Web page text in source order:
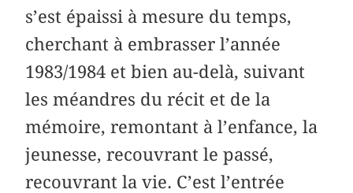
s’est épaissi à mesure du temps,
cherchant à embrasser l’année
1983/1984 et bien au-delà, suivant
les méandres du récit et de la
mémoire, remontant à l’enfance, la
jeunesse, recouvrant le passé,
recouvrant la vie. C’est l’entrée